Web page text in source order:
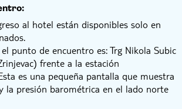
al hotel están disponibles solo en
punto de encuentro es: Trg Nikola Subic
frente a la estación
es una pequeña pantalla que muestra
la presión barométrica en el lado norte